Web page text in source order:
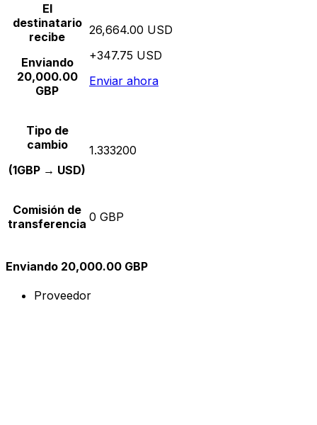
El
destinatario
recibe
Enviando
20,000.00
GBP
26,664.00 USD
+347.75 USD
Enviar ahora
Tipo de
cambio
(1GBP → USD)
1.333200
Comisión de
transferencia 0 GBP
Enviando 20,000.00 GBP
Proveedor